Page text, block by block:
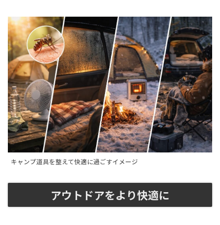
キャンプ道具を整えて快適に過ごすイメージ
アウトドアをより快適に